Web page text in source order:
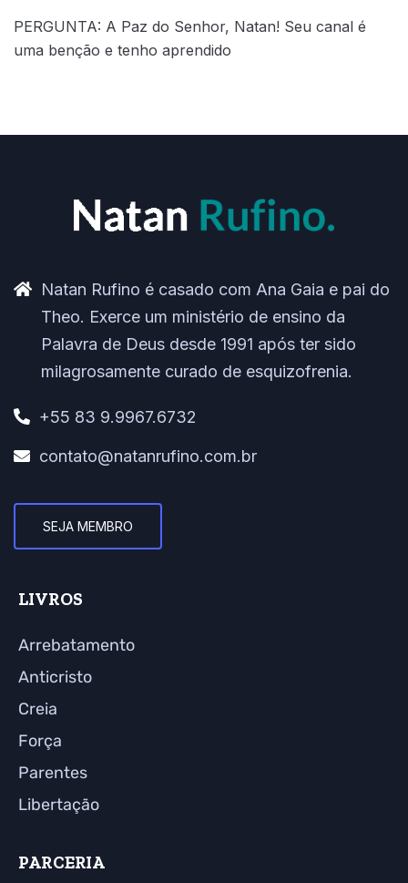
PERGUNTA: A Paz do Senhor, Natan! Seu canal é
uma benção e tenho aprendido
Natan Rufino é casado com Ana Gaia e pai do
Theo. Exerce um ministério de ensino da
Palavra de Deus desde 1991 após ter sido
milagrosamente curado de esquizofrenia.
+55 83 9.9967.6732
contato@natanrufino.com.br
SEJA MEMBRO
LIVROS
Arrebatamento
Anticristo
Creia
Força
Parentes
Libertação
PARCERIA